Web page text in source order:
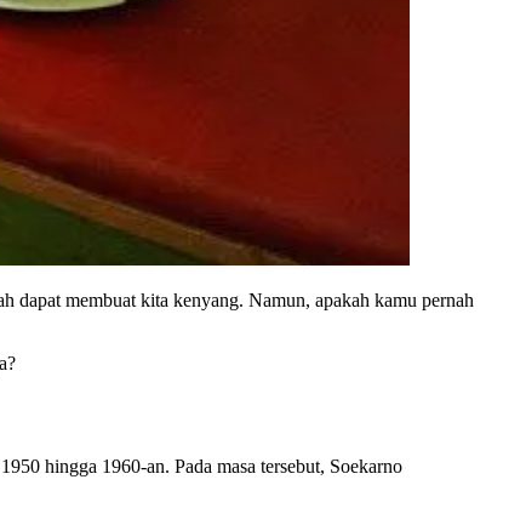
dapat membuat kita kenyang. Namun, apakah kamu pernah
hingga 1960-an. Pada masa tersebut, Soekarno